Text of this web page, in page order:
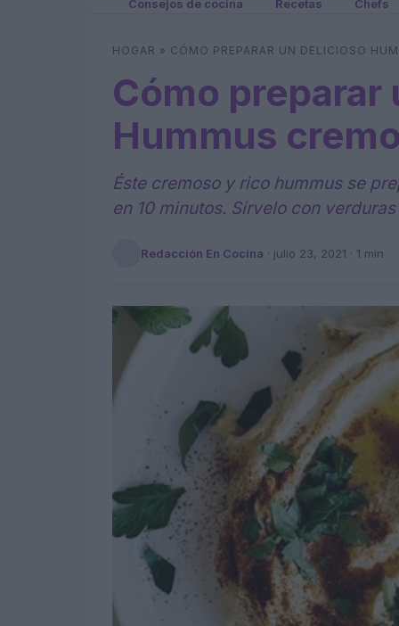
Consejos de cocina Recetas Chefs
HOGAR » CÓMO PREPARAR UN DELICIOSO
Cómo preparar
Hummus
Éste cremoso y rico hummus se
en 10 minutos. Sírvelo con
Redacción En Cocina · julio 23, 2021 · 1 min